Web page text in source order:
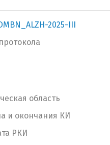
2025-III
область
и окончания КИ
РКИ